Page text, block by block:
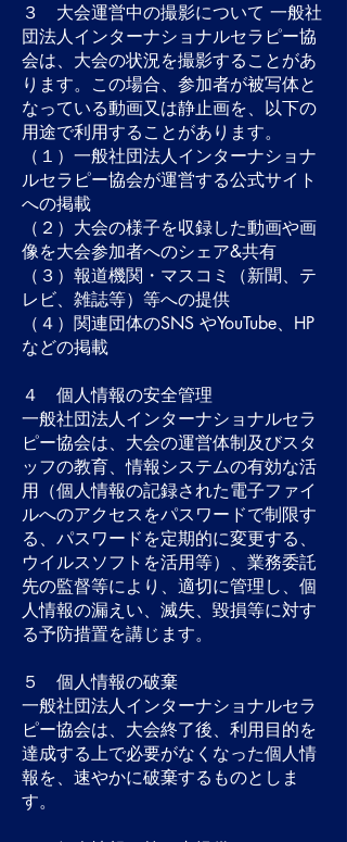
３ 大会運営中の撮影について 一般社
団法人インターナショナルセラピー協
会は、大会の状況を撮影することがあ
ります。この場合、参加者が被写体と
なっている動画又は静止画を、以下の
用途で利用することがあります。
（１）一般社団法人インターナショナ
ルセラピー協会が運営する公式サイト
への掲載
（２）大会の様子を収録した動画や画
像を大会参加者へのシェア&共有
（３）報道機関・マスコミ（新聞、テ
レビ、雑誌等）等への提供
（４）関連団体のSNS やYouTube、HP
などの掲載
４ 個人情報の安全管理
一般社団法人インターナショナルセラ
ピー協会は、大会の運営体制及びスタ
ッフの教育、情報システムの有効な活
用（個人情報の記録された電子ファイ
ルへのアクセスをパスワードで制限す
る、パスワードを定期的に変更する、
ウイルスソフトを活用等）、業務委託
先の監督等により、適切に管理し、個
人情報の漏えい、滅失、毀損等に対す
る予防措置を講じます。
５ 個人情報の破棄
一般社団法人インターナショナルセラ
ピー協会は、大会終了後、利用目的を
達成する上で必要がなくなった個人情
報を、速やかに破棄するものとしま
す。